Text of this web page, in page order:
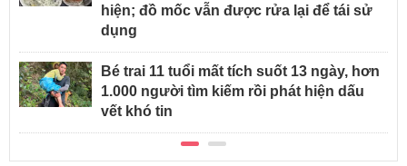
hiện; đồ mốc vẫn được rửa lại để tái sử
dụng
Bé trai 11 tuổi mất tích suốt 13 ngày, hơn
1.000 người tìm kiếm rồi phát hiện dấu
vết khó tin